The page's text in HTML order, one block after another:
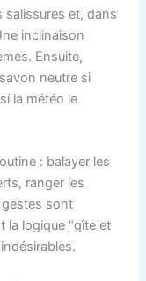
salissures et, dans
inclinaison
Ensuite,
neutre si
la météo le
: balayer les
ranger les
sont
la logique “gîte et